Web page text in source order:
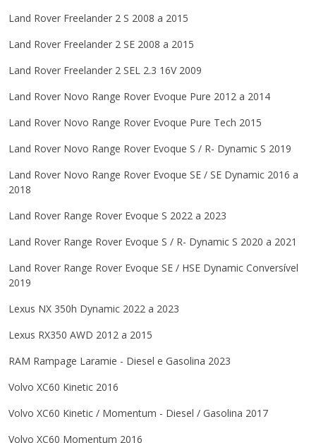
Land Rover Freelander 2 S 2008 a 2015
Land Rover Freelander 2 SE 2008 a 2015
Land Rover Freelander 2 SEL 2.3 16V 2009
Land Rover Novo Range Rover Evoque Pure 2012 a 2014
Land Rover Novo Range Rover Evoque Pure Tech 2015
Land Rover Novo Range Rover Evoque S / R- Dynamic S 2019
Land Rover Novo Range Rover Evoque SE / SE Dynamic 2016 a
2018
Land Rover Range Rover Evoque S 2022 a 2023
Land Rover Range Rover Evoque S / R- Dynamic S 2020 a 2021
Land Rover Range Rover Evoque SE / HSE Dynamic Conversível
2019
Lexus NX 350h Dynamic 2022 a 2023
Lexus RX350 AWD 2012 a 2015
RAM Rampage Laramie - Diesel e Gasolina 2023
Volvo XC60 Kinetic 2016
Volvo XC60 Kinetic / Momentum - Diesel / Gasolina 2017
Volvo XC60 Momentum 2016